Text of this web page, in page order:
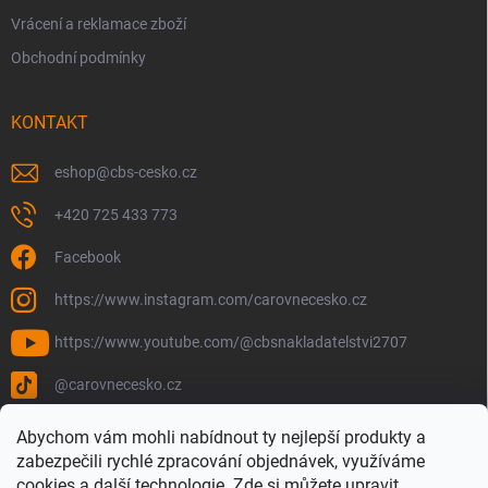
Abychom vám mohli nabídnout ty nejlepší produkty a
zabezpečili rychlé zpracování objednávek, využíváme
Vrácení a reklamace zboží
Obchodní podmínky
KONTAKT
eshop@cbs-cesko.cz
+420 725 433 773
Facebook
https://www.instagram.com/carovnecesko.cz
https://www.youtube.com/@cbsnakladatelstvi2707
@carovnecesko.cz